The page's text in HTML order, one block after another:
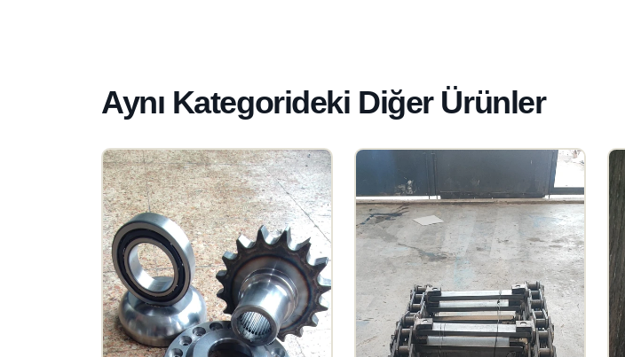
Aynı Kategorideki Diğer Ürünler